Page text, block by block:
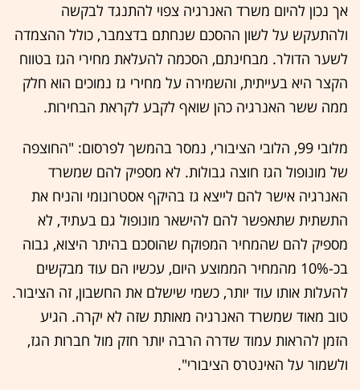
אך נכון להיום משרד האנרגיה צפוי להתנגד לבקשה
ולהתעקש על לשון ההסכם שנחתם בדצמבר, כולל ההצמדה
לשער הדולר. מבחינתם, הסכמה להעלאת מחירי הגז בטווח
הקצר היא בעייתית, והשמירה על מחירי גז נמוכים הוא חלק
ממה ששר האנרגיה כהן שואף לקבע לקראת הבחירות.
מלובי 99, הלובי הציבורי, נמסר בהמשך לפרסום: "החוצפה
של מונופול הגז חוצה גבולות. לא מספיק להם שמשרד
האנרגיה אישר להם לייצא גז בהיקף אסטרונומי והניח את
התשתית שתאפשר להם להישאר מונופול גם בעתיד, לא
מספיק להם שהמחיר המפוקח שהוסכם בהיתר היצוא, גבוה
בכ-10% מהמחיר הממוצע היום, עכשיו הם עוד מבקשים
להעלות אותו עוד יותר, כשמי שישלם את החשבון, זה הציבור.
טוב מאוד שמשרד האנרגיה מאותת שזה לא יקרה. הגיע
הזמן להראות עמוד שדרה הרבה יותר חזק מול חברות הגז,
ולשמור על האינטרס הציבורי".